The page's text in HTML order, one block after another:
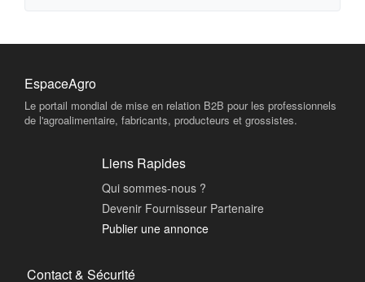
EspaceAgro
Le portail mondial de mise en relation B2B pour les professionnels
de l'agroalimentaire, fabricants, producteurs et grossistes.
Liens Rapides
Qui sommes-nous ?
Devenir Fournisseur Partenaire
Publier une annonce
Contact & Sécurité